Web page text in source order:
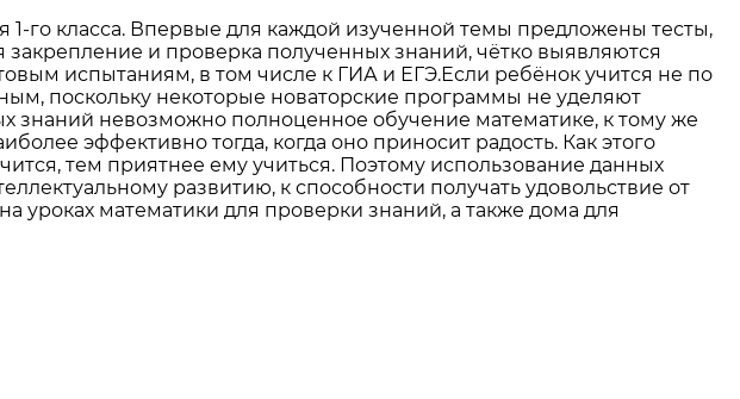
го класса. Впервые для каждой изученной темы предложены тесты,
и проверка полученных знаний, чётко выявляются
испытаниям, в том числе к ГИА и ЕГЭ.Если ребёнок учится не по
поскольку некоторые новаторские программы не уделяют
знаний невозможно полноценное обучение математике, к тому же
эффективно тогда, когда оно приносит радость. Как этого
тем приятнее ему учиться. Поэтому использование данных
развитию, к способности получать удовольствие от
уроках математики для проверки знаний, а также дома для